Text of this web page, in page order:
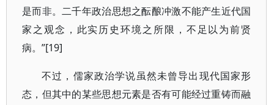
是而非。二千年政治思想之酝酿冲激不能产生近代国
家之观念，此实历史环境之所限，不足以为前贤
病。”[19]
不过，儒家政治学说虽然未曾导出现代国家形
态，但其中的某些思想元素是否有可能经过重铸而融